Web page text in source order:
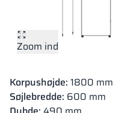
Zoom ind
Korpushøjde: 1800 mm
Søjlebredde: 600 mm